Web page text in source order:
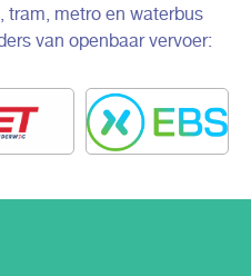
tram, metro en waterbus
van openbaar vervoer: